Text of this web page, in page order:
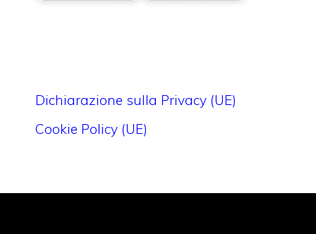
Dichiarazione sulla Privacy (UE)
Cookie Policy (UE)